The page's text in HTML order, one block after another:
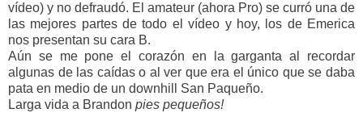
vídeo) y no defraudó. El amateur (ahora Pro) se curró una de
las mejores partes de todo el vídeo y hoy, los de Emerica
nos presentan su cara B.
Aún se me pone el corazón en la garganta al recordar
algunas de las caídas o al ver que era el único que se daba
pata en medio de un downhill San Paqueño.
Larga vida a Brandon pies pequeños!